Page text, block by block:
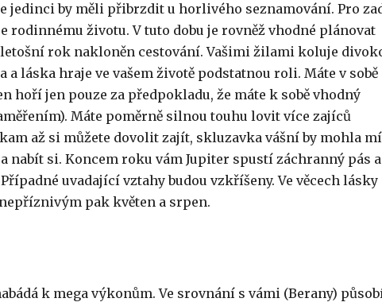
jedinci by měli přibrzdit u horlivého seznamování. Pro
rodinnému životu. V tuto dobu je rovněž vhodné plánovat
rok nakloněn cestování. Vašimi žilami koluje
láska hraje ve vašem životě podstatnou roli. Máte v sobě
hoří jen pouze za předpokladu, že máte k sobě vhodný
Máte poměrně silnou touhu lovit více zajíců
až si můžete dovolit zajít, skluzavka vášní by mohla
nabít si. Koncem roku vám Jupiter spustí záchranný pás a
uvadající vztahy budou vzkříšeny. Ve věcech
pak květen a srpen.
k mega výkonům. Ve srovnání s vámi (Berany)